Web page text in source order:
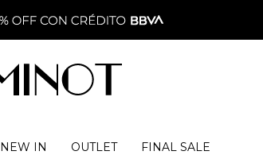
NEW IN OUTLET FINAL SALE